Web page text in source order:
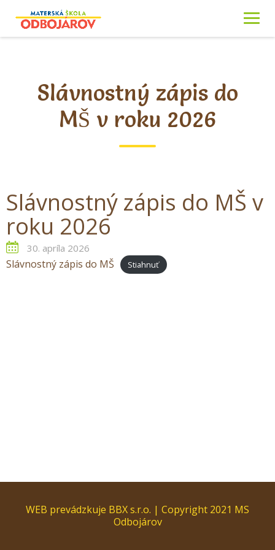
content
Slávnostný zápis do
MŠ v roku 2026
Slávnostný zápis do MŠ v
roku 2026
30. apríla 2026
Slávnostný zápis do MŠ Stiahnuť
WEB prevádzkuje BBX s.r.o. | Copyright 2021 MS
Odbojárov